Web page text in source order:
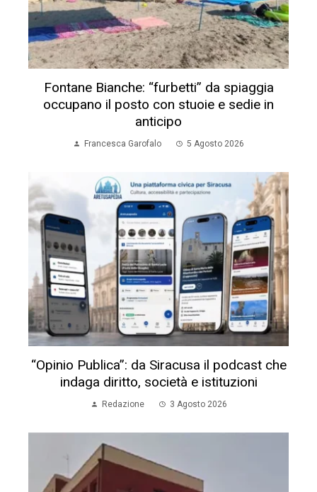
Fontane Bianche: “furbetti” da spiaggia
occupano il posto con stuoie e sedie in
anticipo
Francesca Garofalo 5 Agosto 2026
“Opinio Publica”: da Siracusa il podcast che
indaga diritto, società e istituzioni
Redazione 3 Agosto 2026